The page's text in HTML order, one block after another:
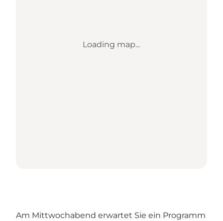
Loading map...
Am Mittwochabend erwartet Sie ein Programm